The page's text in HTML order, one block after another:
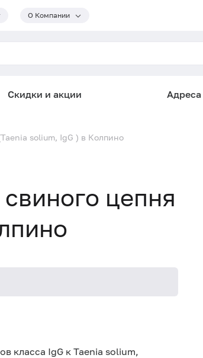
О Компании
Скидки и акции Адреса
solium, IgG ) в Колпино
цепня
класса IgG к Taenia solium,